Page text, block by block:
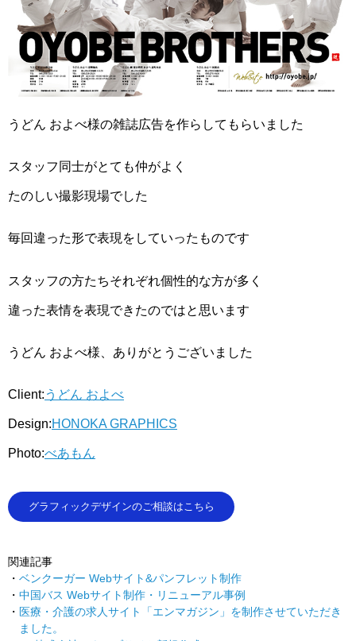
うどん およべ様の雑誌広告を作らしてもらいました
スタッフ同士がとても仲がよく
たのしい撮影現場でした
毎回違った形で表現をしていったものです
スタッフの方たちそれぞれ個性的な方が多く
違った表情を表現できたのではと思います
うどん およべ様、ありがとうございました
Client: うどん およべ
Design:HONOKA GRAPHICS
Photo:べあもん
グラフィックデザインのご相談はこちら
関連記事
ベンクーガー Webサイト&パンフレット制作
中国バス Webサイト制作・リニューアル事例
医療・介護の求人サイト「エンマガジン」を制作させていただき
ました。